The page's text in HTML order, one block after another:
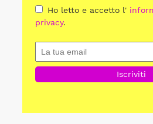
Ho letto e accetto l'
privacy.